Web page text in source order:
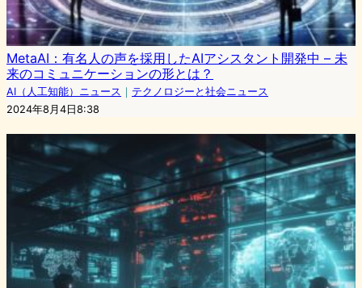
MetaAI：有名人の声を採用したAIアシスタント開発中 – 未
来のコミュニケーションの形とは？
AI（人工知能）ニュース ｜ テクノロジーと社会ニュース
2024年8月4日8:38